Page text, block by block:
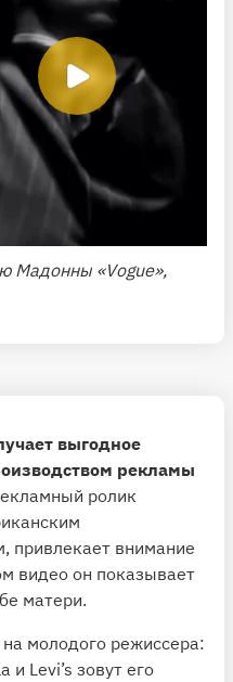
Мадонны «Vogue»,
выгодное
рекламы
ролик
привлекает внимание
видео он показывает
матери.
молодого режиссера:
и Levi’s зовут его